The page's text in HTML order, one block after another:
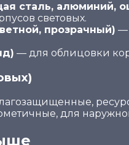
сталь, алюминий,
световых.
прозрачный) —
— для облицовки
для